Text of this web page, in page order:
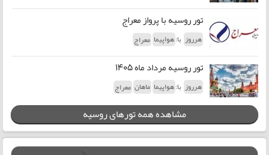
تور روسیه با پرواز معراج
هرروز با:هواپیما معراج
تور روسیه مرداد ماه 1405
هرروز با:هواپیما ماهان معراج
مشاهده همه تورهای روسیه